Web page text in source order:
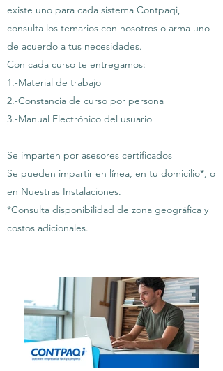
existe uno para cada sistema Contpaqi,
consulta los temarios con nosotros o arma uno
de acuerdo a tus necesidades.
Con cada curso te entregamos:
1.-Material de trabajo
2.-Constancia de curso por persona
3.-Manual Electrónico del usuario
Se imparten por asesores certificados
Se pueden impartir en línea, en tu domicilio*, o
en Nuestras Instalaciones.
*Consulta disponibilidad de zona geográfica y
costos adicionales.